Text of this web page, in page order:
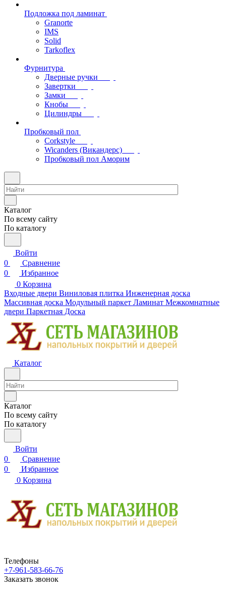
Подложка под ламинат
Granorte
IMS
Solid
Tarkoflex
Фурнитура
Дверные ручки
Завертки
Замки
Кнобы
Цилиндры
Пробковый пол
Corkstyle
Wicanders (Викандерс)
Пробковый пол Аморим
Каталог
По всему сайту
По каталогу
Войти
0
Сравнение
0
Избранное
0 Корзина
Входные двери Виниловая плитка Инженерная доска
Массивная доска Модульный паркет Ламинат Межкомнатные
двери Паркетная Доска
Каталог
Каталог
По всему сайту
По каталогу
Войти
0
Сравнение
0
Избранное
0 Корзина
Телефоны
+7-961-583-66-76
Заказать звонок